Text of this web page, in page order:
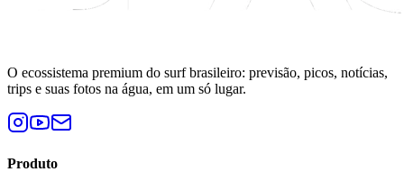
O ecossistema premium do surf brasileiro: previsão, picos, notícias,
trips e suas fotos na água, em um só lugar.
Produto